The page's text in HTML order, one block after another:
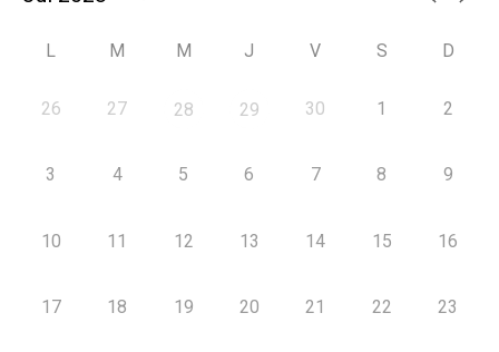
L M M J V S D
26 27 28 29 30 1 2
3 4 5 6 7 8 9
10 11 12 13 14 15 16
17 18 19 20 21 22 23